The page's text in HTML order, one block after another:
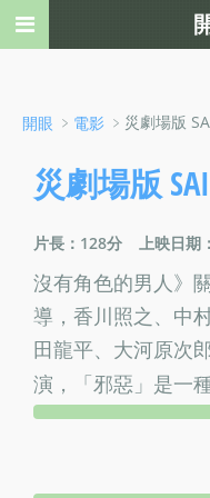
開眼 ﹥ 電影 ﹥災劇場版
災劇場版
片長：128分 上映日
沒有角色的男人》
導，香川照之、中
田龍平、大河原次
演，「邪惡」是一